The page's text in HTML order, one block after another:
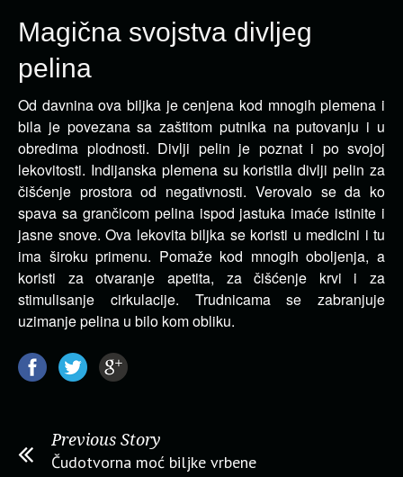
Magična svojstva divljeg
pelina
Od davnina ova biljka je cenjena kod mnogih plemena i
bila je povezana sa zaštitom putnika na putovanju i u
obredima plodnosti. Divlji pelin je poznat i po svojoj
lekovitosti. Indijanska plemena su koristila divlji pelin za
čišćenje prostora od negativnosti. Verovalo se da ko
spava sa grančicom pelina ispod jastuka imaće istinite i
jasne snove. Ova lekovita biljka se koristi u medicini i tu
ima široku primenu. Pomaže kod mnogih oboljenja, a
koristi za otvaranje apetita, za čišćenje krvi i za
stimulisanje cirkulacije. Trudnicama se zabranjuje
uzimanje pelina u bilo kom obliku.
Previous Story
Čudotvorna moć biljke vrbene